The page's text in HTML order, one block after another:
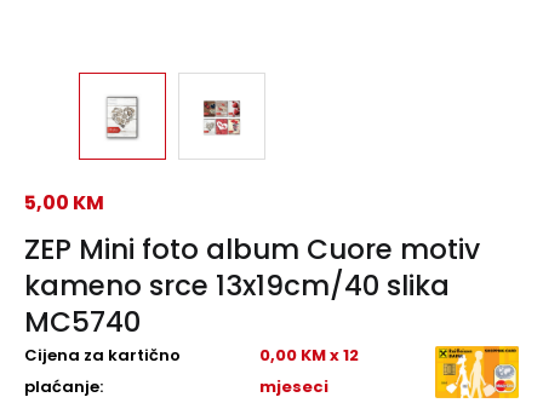
ZEP Mini foto album Cuore motiv
kameno srce 13x19cm/40 slika
MC5740
5,00 KM
Cijena za kartično
plaćanje:
0,00 KM x 12
mjeseci